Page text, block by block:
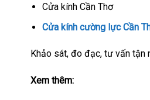
Cửa kính Cần Thơ
Cửa kính cường lực Cần
Khảo sát, đo đạc, tư vấn tận
Xem thêm: